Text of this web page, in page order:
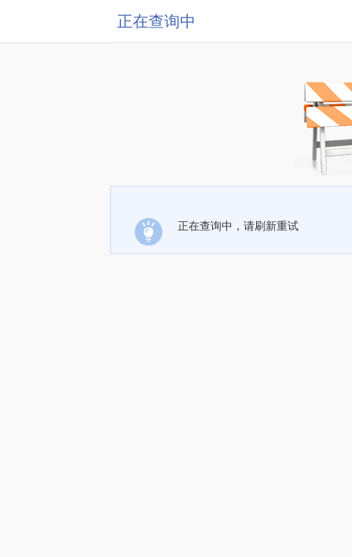
正在查询中
正在查询中，请刷新重试